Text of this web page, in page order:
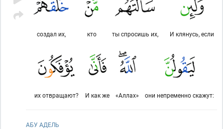
И клянусь, если
ты спросишь их,
кто
создал их,
они непременно скажут:
«Аллах»
И как же
их отвращают?
АБУ АДЕЛЬ